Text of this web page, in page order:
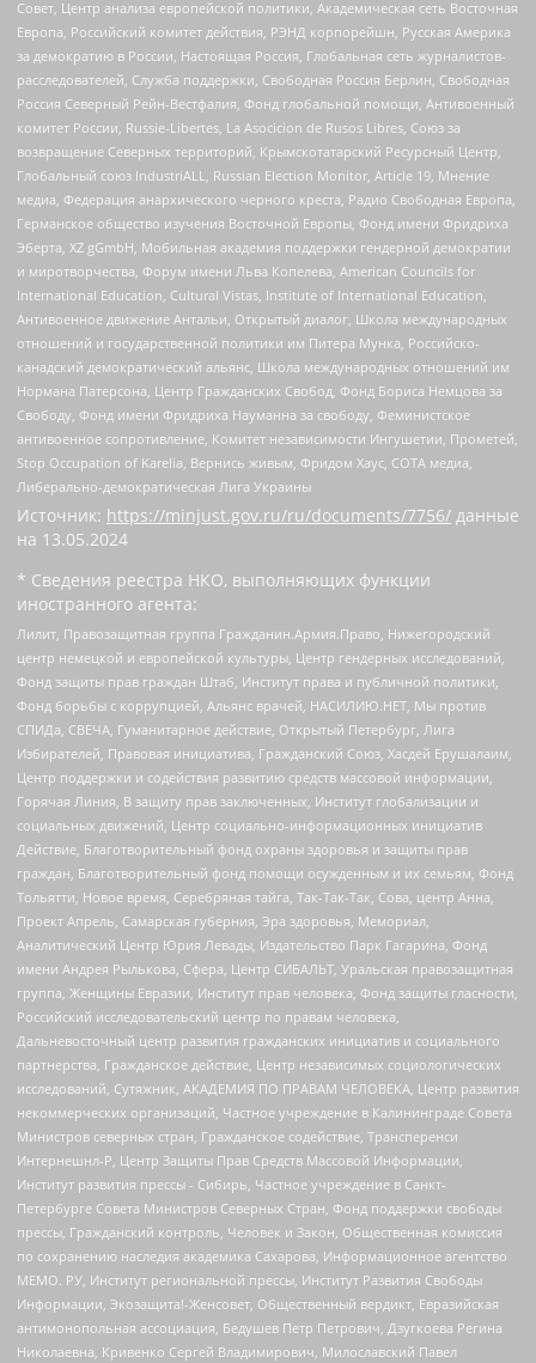
Совет, Центр анализа европейской политики, Академическая сеть Восточная
Европа, Российский комитет действия, РЭНД корпорейшн, Русская Америка
за демократию в России, Настоящая Россия, Глобальная сеть журналистов-
расследователей, Служба поддержки, Свободная Россия Берлин, Свободная
Россия Северный Рейн-Вестфалия, Фонд глобальной помощи, Антивоенный
комитет России, Russie-Libertes, La Asocicion de Rusos Libres, Союз за
возвращение Северных территорий, Крымскотатарский Ресурсный Центр,
Глобальный союз IndustriALL, Russian Election Monitor, Article 19, Мнение
медиа, Федерация анархического черного креста, Радио Свободная Европа,
Германское общество изучения Восточной Европы, Фонд имени Фридриха
Эберта, XZ gGmbH, Мобильная академия поддержки гендерной демократии
и миротворчества, Форум имени Льва Копелева, American Councils for
International Education, Cultural Vistas, Institute of International Education,
Антивоенное движение Антальи, Открытый диалог, Школа международных
отношений и государственной политики им Питера Мунка, Российско-
канадский демократический альянс, Школа международных отношений им
Нормана Патерсона, Центр Гражданских Свобод, Фонд Бориса Немцова за
Свободу, Фонд имени Фридриха Науманна за свободу, Феминистское
антивоенное сопротивление, Комитет независимости Ингушетии, Прометей,
Stop Occupation of Karelia, Вернись живым, Фридом Хаус, СОТА медиа,
Либерально-демократическая Лига Украины
Источник: https://minjust.gov.ru/ru/documents/7756/ данные
на 13.05.2024
* Сведения реестра НКО, выполняющих функции
иностранного агента:
Лилит, Правозащитная группа Гражданин.Армия.Право, Нижегородский
центр немецкой и европейской культуры, Центр гендерных исследований,
Фонд защиты прав граждан Штаб, Институт права и публичной политики,
Фонд борьбы с коррупцией, Альянс врачей, НАСИЛИЮ.НЕТ, Мы против
СПИДа, СВЕЧА, Гуманитарное действие, Открытый Петербург, Лига
Избирателей, Правовая инициатива, Гражданский Союз, Хасдей Ерушалаим,
Центр поддержки и содействия развитию средств массовой информации,
Горячая Линия, В защиту прав заключенных, Институт глобализации и
социальных движений, Центр социально-информационных инициатив
Действие, Благотворительный фонд охраны здоровья и защиты прав
граждан, Благотворительный фонд помощи осужденным и их семьям, Фонд
Тольятти, Новое время, Серебряная тайга, Так-Так-Так, Сова, центр Анна,
Проект Апрель, Самарская губерния, Эра здоровья, Мемориал,
Аналитический Центр Юрия Левады, Издательство Парк Гагарина, Фонд
имени Андрея Рылькова, Сфера, Центр СИБАЛЬТ, Уральская правозащитная
группа, Женщины Евразии, Институт прав человека, Фонд защиты гласности,
Российский исследовательский центр по правам человека,
Дальневосточный центр развития гражданских инициатив и социального
партнерства, Гражданское действие, Центр независимых социологических
исследований, Сутяжник, АКАДЕМИЯ ПО ПРАВАМ ЧЕЛОВЕКА, Центр развития
некоммерческих организаций, Частное учреждение в Калининграде Совета
Министров северных стран, Гражданское содействие, Трансперенси
Интернешнл-Р, Центр Защиты Прав Средств Массовой Информации,
Институт развития прессы - Сибирь, Частное учреждение в Санкт-
Петербурге Совета Министров Северных Стран, Фонд поддержки свободы
прессы, Гражданский контроль, Человек и Закон, Общественная комиссия
по сохранению наследия академика Сахарова, Информационное агентство
МЕМО. РУ, Институт региональной прессы, Институт Развития Свободы
Информации, Экозащита!-Женсовет, Общественный вердикт, Евразийская
антимонопольная ассоциация, Бедушев Петр Петрович, Дзугкоева Регина
Николаевна, Кривенко Сергей Владимирович, Милославский Павел